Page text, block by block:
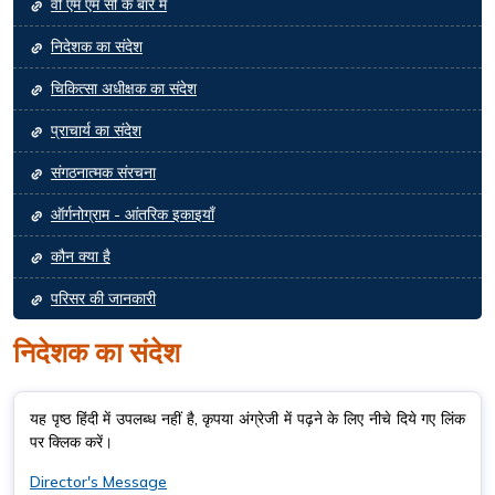
वी एम एम सी के बारे में
निदेशक का संदेश
चिकित्सा अधीक्षक का संदेश
प्राचार्य का संदेश
संगठनात्मक संरचना
ऑर्गनोग्राम - आंतरिक इकाइयाँ
कौन क्या है
परिसर की जानकारी
निदेशक का संदेश
यह पृष्ठ हिंदी में उपलब्ध नहीं है, कृपया अंग्रेजी में पढ़ने के लिए नीचे दिये गए लिंक
पर क्लिक करें।
Director's Message